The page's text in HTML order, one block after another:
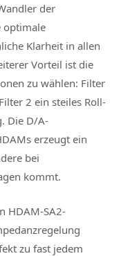
der
optimale
Klarheit in allen
Vorteil ist die
zu wählen: Filter
2 ein steiles Roll-
Die D/A-
erzeugt ein
bei
kommt.
HDAM-SA2-
zu fast jedem